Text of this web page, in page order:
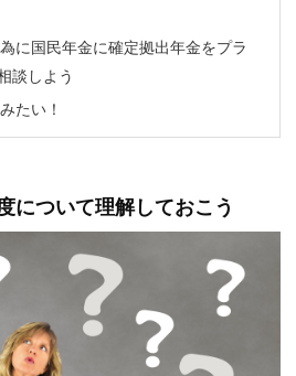
に国民年金に確定拠出年金をプラ
談しよう
たい！
について理解しておこう